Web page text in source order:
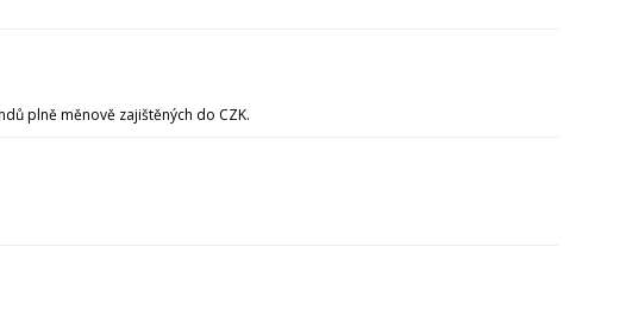
plně měnově zajištěných do CZK.